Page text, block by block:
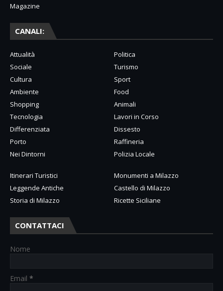
Magazine
CANALI:
Attualità
Politica
Sociale
Turismo
Cultura
Sport
Ambiente
Food
Shopping
Animali
Tecnologia
Lavori in Corso
Differenziata
Dissesto
Porto
Raffineria
Nei Dintorni
Polizia Locale
Itinerari Turistici
Monumenti a Milazzo
Leggende Antiche
Castello di Milazzo
Storia di Milazzo
Ricette Siciliane
CONTATTACI
Nome
Email *